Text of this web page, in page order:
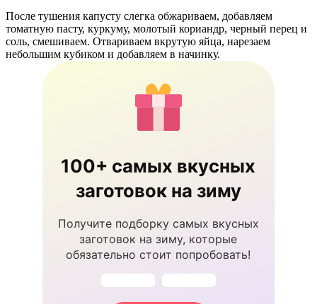
После тушения капусту слегка обжариваем, добавляем
томатную пасту, куркуму, молотый кориандр, черный перец и
соль, смешиваем. Отвариваем вкрутую яйца, нарезаем
небольшим кубиком и добавляем в начинку.
100+ самых вкусных
заготовок на зиму
Получите подборку самых вкусных
заготовок на зиму, которые
обязательно стоит попробовать!